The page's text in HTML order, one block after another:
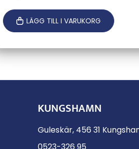
LÄGG TILL I VARUKORG
KUNGSHAMN
Guleskär, 456 31